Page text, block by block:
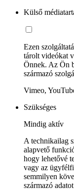
Külső
Ezen
tárolt videókat
Önnek. Az Ön
származó
Vimeo,
Szükséges
Mindig aktív
A technikailag
alapvető
hogy lehetővé
vagy az
semmilyen
származó